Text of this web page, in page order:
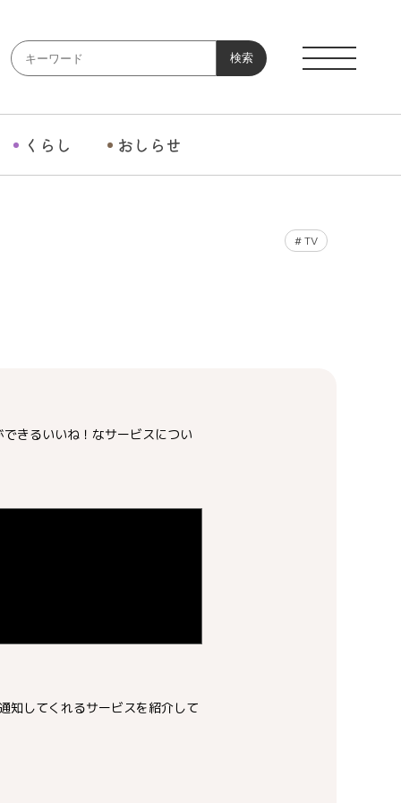
検索
くらし おしらせ
#TV
きるいいね！なサービスについ
知してくれるサービスを紹介して